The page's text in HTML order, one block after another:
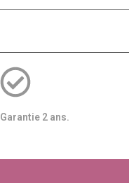
Garantie 2 ans.